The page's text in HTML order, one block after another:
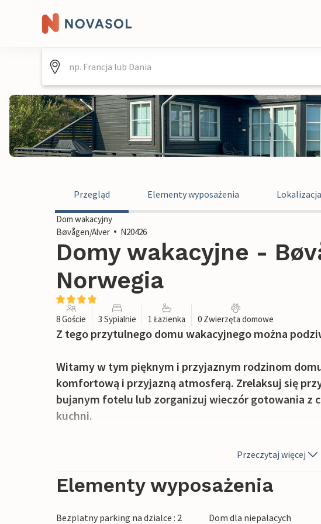
Przegląd Elementy wyposażenia Lokalizacja
Dom wakacyjny
Bøvågen/Alver
N20426
Domy wakacyjne -
Norwegia
8 Goście 3 Sypialnie 1 Łazienka 0 Zwierzęta domowe
Z tego przytulnego domu wakacyjnego można
Witamy w tym pięknym i przyjaznym rodzinom
komfortową i przyjazną atmosferą. Zrelaksuj się
bujanym fotelu lub zorganizuj wieczór gotowania z
kuchni.
W miesiącach letnich piękny i przestronny teren
tarasem zachęca do wyjścia na zewnątrz. Rozpal
wodę.
Przeżyj ten wakacyjny raj w doskonałej lokalizacji, w
Przeczytaj więcej
Elementy wyposażenia
Bezplatny parking na dzialce : 2
Dom dla niepalacych